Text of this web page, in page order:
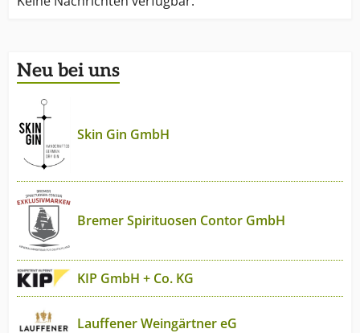
Neu bei uns
Skin Gin GmbH
Bremer Spirituosen Contor GmbH
KIP GmbH + Co. KG
Lauffener Weingärtner eG